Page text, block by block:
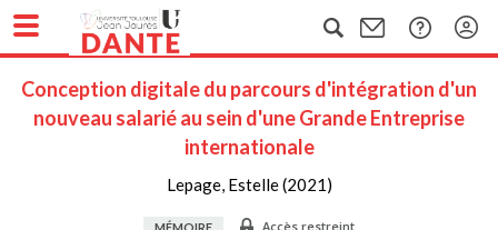
Conception digitale du parcours d'intégration d'un
nouveau salarié au sein d'une Grande Entreprise
internationale
Lepage, Estelle (2021)
Accès restreint